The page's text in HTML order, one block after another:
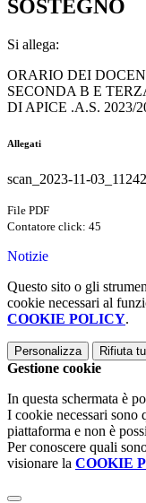
SOSTEGNO
Si allega:
ORARIO DEI
SECONDA B E
DI APICE .A.S. 2023/
Allegati
scan_2023-11-
File PDF
Contatore click: 45
Notizie
Questo sito o gli
cookie necessari al
COOKIE POLICY.
Personalizza Rifiuta
Gestione cookie
In questa schermata è
I cookie necessari sono
piattaforma e non è
Per conoscere quali
visionare la COOKIE